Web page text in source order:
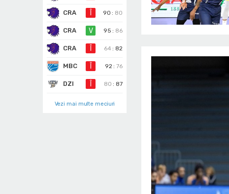
CRA 90 : 80
CRA V 95 : 86
CRA 64 : 82
MBC 92 :76
DZI 80 : 87
Vezi mai multe meciuri